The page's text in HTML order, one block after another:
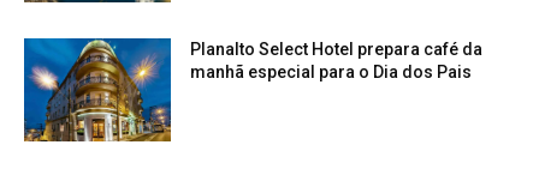
Planalto Select Hotel prepara café da
manhã especial para o Dia dos Pais